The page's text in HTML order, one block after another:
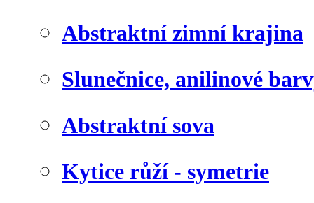
Abstraktní zimní krajina
Slunečnice, anilinové
Abstraktní sova
Kytice růží - symetrie